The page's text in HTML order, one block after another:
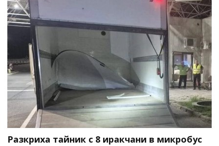
Разкриха тайник с 8 иракчани в микробус